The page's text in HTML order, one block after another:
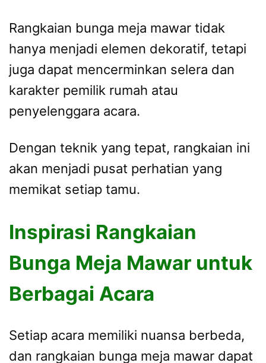
Rangkaian bunga meja mawar tidak
hanya menjadi elemen dekoratif, tetapi
juga dapat mencerminkan selera dan
karakter pemilik rumah atau
penyelenggara acara.
Dengan teknik yang tepat, rangkaian ini
akan menjadi pusat perhatian yang
memikat setiap tamu.
Inspirasi Rangkaian
Bunga Meja Mawar untuk
Berbagai Acara
Setiap acara memiliki nuansa berbeda,
dan rangkaian bunga meja mawar dapat